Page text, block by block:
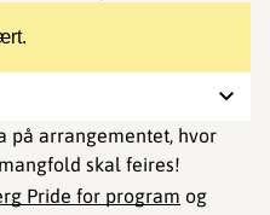
på arrangementet, hvor
skal feires!
Pride for program og